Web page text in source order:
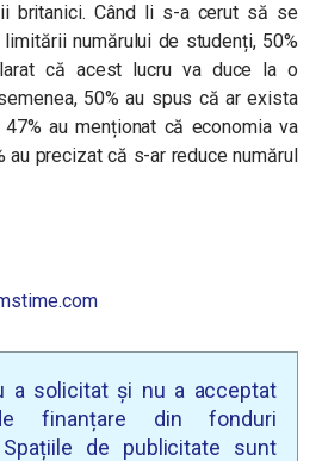
britanici. Când li s-a cerut să se
numărului de studenți, 50%
că acest lucru va duce la o
50% au spus că ar exista
au menționat că economia va
au precizat că s-ar reduce numărul
a solicitat și nu a acceptat
finanțare din fonduri
Spațiile de publicitate sunt